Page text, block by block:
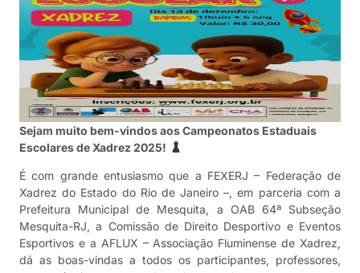
Sejam muito bem-vindos aos Campeonatos Estaduais
Escolares de Xadrez 2025!
É com grande entusiasmo que a FEXERJ – Federação de
Xadrez do Estado do Rio de Janeiro –, em parceria com a
Prefeitura Municipal de Mesquita, a OAB 64ª Subseção
Mesquita-RJ, a Comissão de Direito Desportivo e Eventos
Esportivos e a AFLUX – Associação Fluminense de Xadrez,
dá as boas-vindas a todos os participantes, professores,